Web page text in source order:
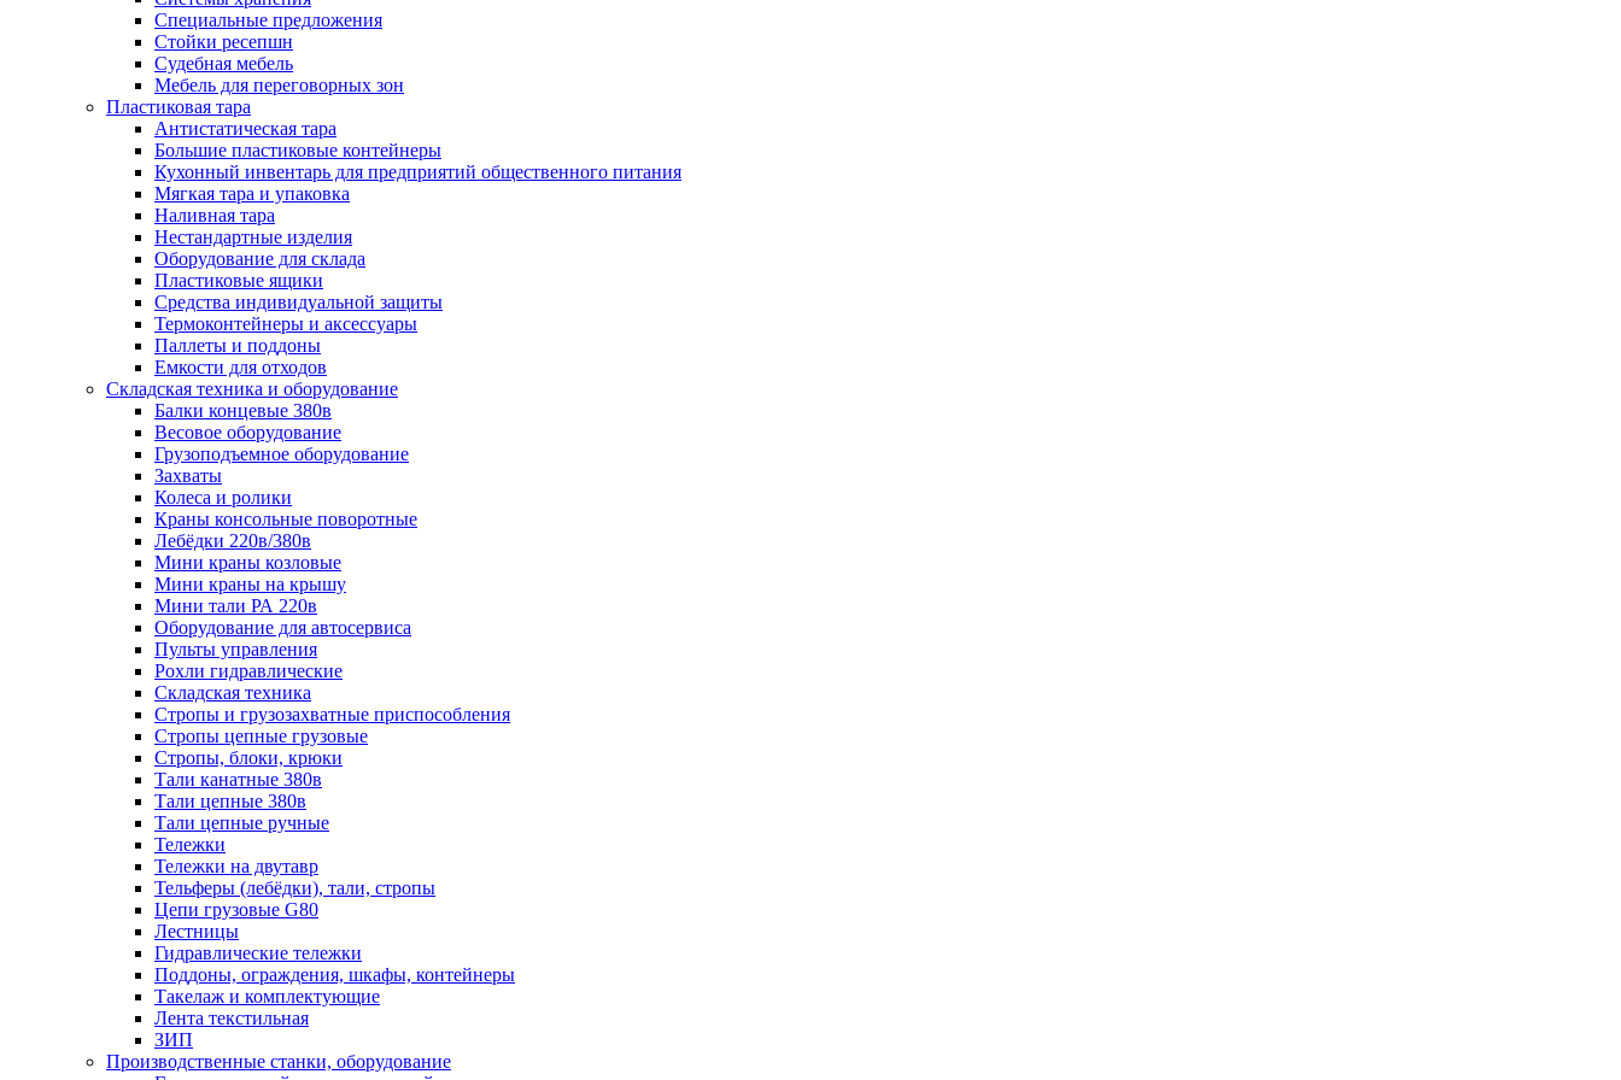
Специальные предложения
Стойки ресепшн
Судебная мебель
Мебель для переговорных зон
Пластиковая тара
Антистатическая тара
Большие пластиковые контейнеры
Кухонный инвентарь для предприятий общественного питания
Мягкая тара и упаковка
Наливная тара
Нестандартные изделия
Оборудование для склада
Пластиковые ящики
Средства индивидуальной защиты
Термоконтейнеры и аксессуары
Паллеты и поддоны
Емкости для отходов
Складская техника и оборудование
Балки концевые 380в
Весовое оборудование
Грузоподъемное оборудование
Захваты
Колеса и ролики
Краны консольные поворотные
Лебёдки 220в/380в
Мини краны козловые
Мини краны на крышу
Мини тали РА 220в
Оборудование для автосервиса
Пульты управления
Рохли гидравлические
Складская техника
Стропы и грузозахватные приспособления
Стропы цепные грузовые
Стропы, блоки, крюки
Тали канатные 380в
Тали цепные 380в
Тали цепные ручные
Тележки
Тележки на двутавр
Тельферы (лебёдки), тали, стропы
Цепи грузовые G80
Лестницы
Гидравлические тележки
Поддоны, ограждения, шкафы, контейнеры
Такелаж и комплектующие
Лента текстильная
ЗИП
Производственные станки, оборудование